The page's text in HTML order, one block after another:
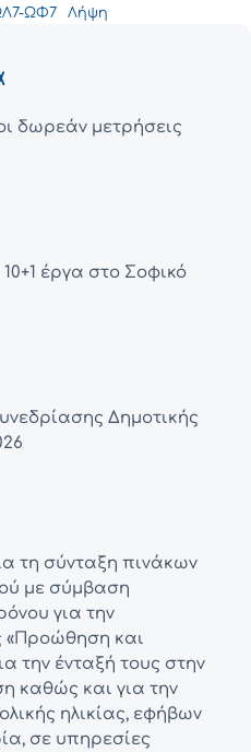
ΩΦ7 Λήψη
δωρεάν μετρήσεις
έργα στο Σοφικό
Δημοτικής
τη σύνταξη πινάκων
με σύμβαση
για την
«Προώθηση και
την ένταξή τους στην
καθώς και για την
ηλικίας, εφήβων
σε υπηρεσίες